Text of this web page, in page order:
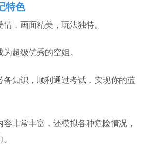
特色
，画面精美，玩法独特。
超级优秀的空姐。
备知识，顺利通过考试，实现你的蓝
非常丰富，还模拟各种危险情况，